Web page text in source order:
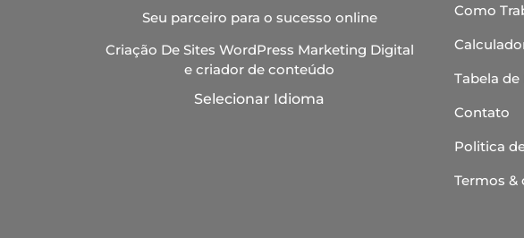
Seu parceiro para o sucesso online
Criação De Sites WordPress Marketing Digital
e criador de conteúdo
Selecionar Idioma
Como
Tabela
Contato
Politica
Termos &